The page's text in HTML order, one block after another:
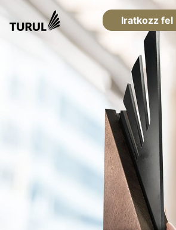
Iratkozz fel